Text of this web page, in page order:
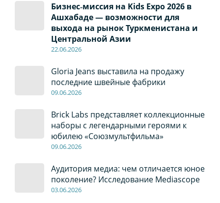
Бизнес‑миссия на Kids Expo 2026 в
Ашхабаде — возможности для
выхода на рынок Туркменистана и
Центральной Азии
22.06.2026
Gloria Jeans выставила на продажу
последние швейные фабрики
09.06.2026
Brick Labs представляет коллекционные
наборы с легендарными героями к
юбилею «Союзмультфильма»
09.06.2026
Аудитория медиа: чем отличается юное
поколение? Исследование Mediascope
03.06.2026